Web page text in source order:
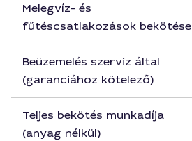
Melegvíz- és
fűtéscsatlakozások bekötése
Beüzemelés szerviz által
(garanciához kötelező)
Teljes bekötés munkadíja
(anyag nélkül)